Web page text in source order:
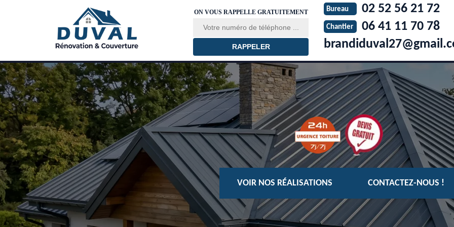
ON VOUS RAPPELLE GRATUITEMENT Bureau 02 52 56 21 72
Chantier
06 41 11 70 78
VOIR NOS RÉALISATIONS CONTACTEZ-NOUS !